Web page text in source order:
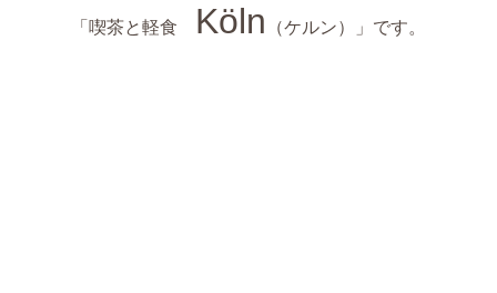
「喫茶と軽食 Köln （ケルン）」です。